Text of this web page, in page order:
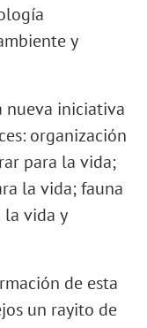
y
nueva iniciativa
organización
para la vida;
la vida; fauna
la vida y
de esta
un rayito de